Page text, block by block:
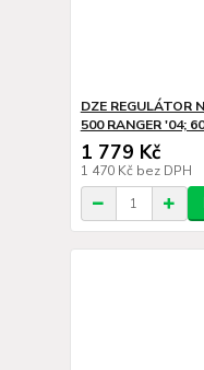
DZE REGULÁTOR
500 RANGER '04;
1 779 Kč
1 470 Kč bez DPH